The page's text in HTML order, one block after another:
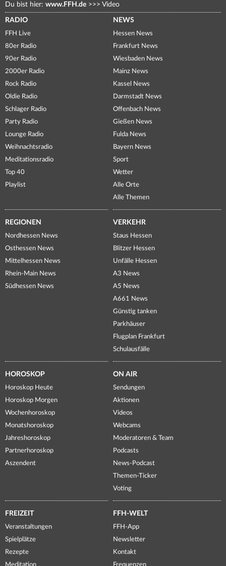
Du bist hier: www.FFH.de >>> Video
RADIO
FFH Live
80er Radio
90er Radio
2000er Radio
Rock Radio
Oldie Radio
Schlager Radio
Party Radio
Lounge Radio
Weihnachtsradio
Meditationsradio
Top 40
Playlist
NEWS
Hessen News
Frankfurt News
Wiesbaden News
Mainz News
Kassel News
Darmstadt News
Offenbach News
Gießen News
Fulda News
Bayern News
Sport
Wetter
Alle Orte
Alle Themen
REGIONEN
Nordhessen News
Osthessen News
Mittelhessen News
Rhein-Main News
Südhessen News
VERKEHR
Staus Hessen
Blitzer Hessen
Unfälle Hessen
A3 News
A5 News
A661 News
Günstig tanken
Parkhäuser
Flugplan Frankfurt
Schulausfälle
HOROSKOP
Horoskop Heute
Horoskop Morgen
Wochenhoroskop
Monatshoroskop
Jahreshoroskop
Partnerhoroskop
Aszendent
ON AIR
Sendungen
Aktionen
Videos
Webcams
Moderatoren & Team
Podcasts
News-Podcast
Themen-Ticker
Voting
FREIZEIT
Veranstaltungen
Spielplätze
Rezepte
Meditation
FFH-WELT
FFH-App
Newsletter
Kontakt
Frequenzen